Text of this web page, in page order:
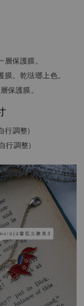
保護膜。
。乾琺瑯上色。
保護膜。
行調整)
行調整)